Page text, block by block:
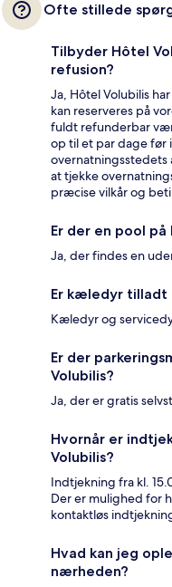
Ofte stillede
Tilbyder Hôtel
refusion?
Ja, Hôtel Volubilis
kan reserveres på
fuldt refunderbar
op til et par dage
overnatningsstedets
at tjekke
præcise vilkår og
Er der en pool på
Ja, der findes en
Er kæledyr tilladt
Kæledyr og
Er der
Volubilis?
Ja, der er gratis
Hvornår er
Volubilis?
Indtjekning fra kl.
Der er mulighed for
kontaktløs
Hvad kan jeg
nærheden?